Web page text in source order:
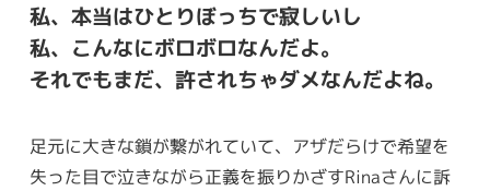
私、本当はひとりぼっちで寂しいし
私、こんなにボロボロなんだよ。
それでもまだ、許されちゃダメなんだよね。
足元に大きな鎖が繋がれていて、アザだらけで希望を
失った目で泣きながら正義を振りかざすRinaさんに訴